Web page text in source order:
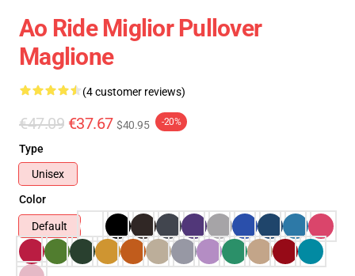
Ao Ride Miglior Pullover
Maglione
(4 customer reviews)
€47.09 €37.67 $40.95 -20%
Type
Unisex
Color
Default